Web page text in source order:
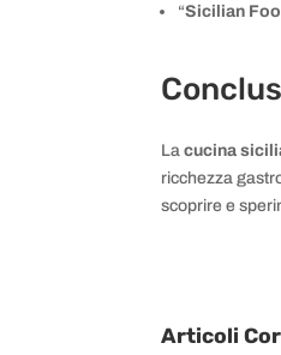
“Sicilian
Lacucina
ricchezza
scoprire e
Articoli